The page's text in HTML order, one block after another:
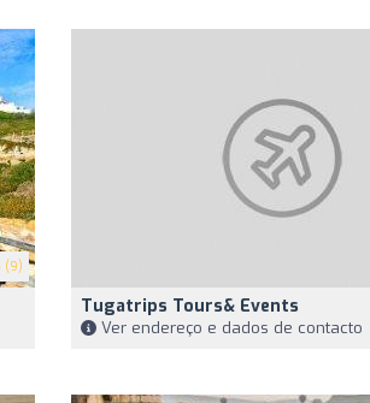
(9)
Tugatrips Tours& Events
Ver endereço e dados de contacto